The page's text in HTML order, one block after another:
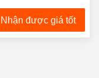
Nhận được giá tốt